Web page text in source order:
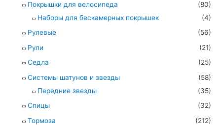
Покрышки для велосипеда
(80)
Наборы для бескамерных покрышек
(4)
Рулевые
(56)
Рули
(21)
Седла
(25)
Системы шатунов и звезды
(58)
Передние звезды
(35)
Спицы
(32)
Тормоза
(212)